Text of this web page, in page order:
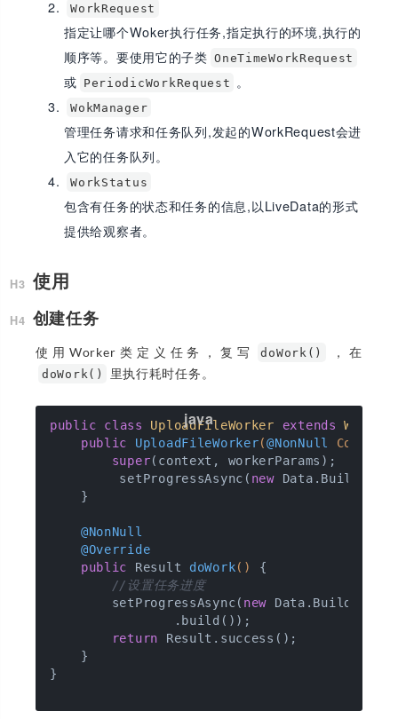
WorkRequest
指定让哪个Woker执行任务,指定执行的环境,执行的
顺序等。要使用它的子类 OneTimeWorkRequest
或 PeriodicWorkRequest 。
WokManager
管理任务请求和任务队列,发起的WorkRequest会进
入它的任务队列。
WorkStatus
包含有任务的状态和任务的信息,以LiveData的形式
提供给观察者。
使用
创建任务
使用Worker类定义任务，复写 doWork() ，在
doWork() 里执行耗时任务。
public class UploadFileWorker extends
Worker
public
UploadFileWorker(@NonNull
super(context, workerParams);
         setProgressAsync(
new
    }
@NonNull
@Override
public Result doWork()
{
//设置任务进度
        setProgressAsync(
new
                .build());
return Result.success();
    }
}